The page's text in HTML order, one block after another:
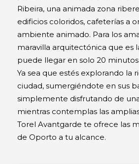
Ribeira, una animada zona
edificios coloridos, cafeterías a
ambiente animado. Para los
maravilla arquitectónica que es
puede llegar en solo 20 minutos
Ya sea que estés explorando la
ciudad, sumergiéndote en sus
simplemente disfrutando de
mientras contemplas las
Torel Avantgarde te ofrece las
de Oporto a tu alcance.